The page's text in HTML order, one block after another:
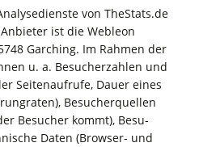
von TheStats.de
ist die Web­le­on
Gar­ching. Im Rah­men der
u. a. Besu­cher­zah­len und
Sei­ten­auf­ru­fe, Dau­er eines
Besu­cher­quel­len
Besu­cher kommt), Besu­
Daten (Brow­ser- und